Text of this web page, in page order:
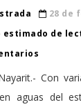
28 de
estimado de
Con
aguas del